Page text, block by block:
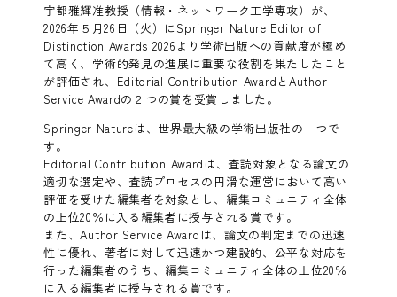
宇都雅輝准教授（情報・ネットワーク工学専攻）が、
2026年５月26日（火）にSpringer Nature Editor of
Distinction Awards 2026より学術出版への貢献度が極め
て高く、学術的発見の進展に重要な役割を果たしたこと
が評価され、Editorial Contribution AwardとAuthor
Service Awardの２つの賞を受賞しました。
Springer Natureは、世界最大級の学術出版社の一つで
す。
Editorial Contribution Awardは、査読対象となる論文の
適切な選定や、査読プロセスの円滑な運営において高い
評価を受けた編集者を対象とし、編集コミュニティ全体
の上位20％に入る編集者に授与される賞です。
また、Author Service Awardは、論文の判定までの迅速
性に優れ、著者に対して迅速かつ建設的、公平な対応を
行った編集者のうち、編集コミュニティ全体の上位20％
に入る編集者に授与される賞です。